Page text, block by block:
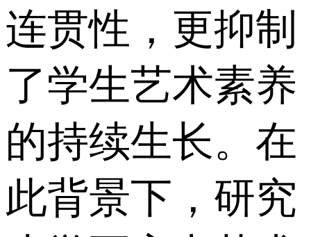
连贯性，更抑制
了学生艺术素养
的持续生长。在
此背景下，研究